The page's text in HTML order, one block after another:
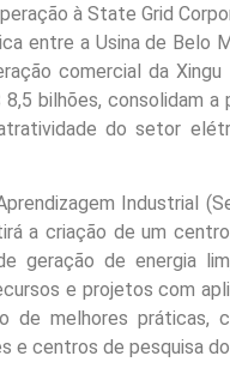
à State Grid
entre a Usina de Belo
comercial da Xingu
bilhões, consolidam a
do setor
Industrial
a criação de um
geração de energia
e projetos com
de melhores práticas,
centros de pesquisa do